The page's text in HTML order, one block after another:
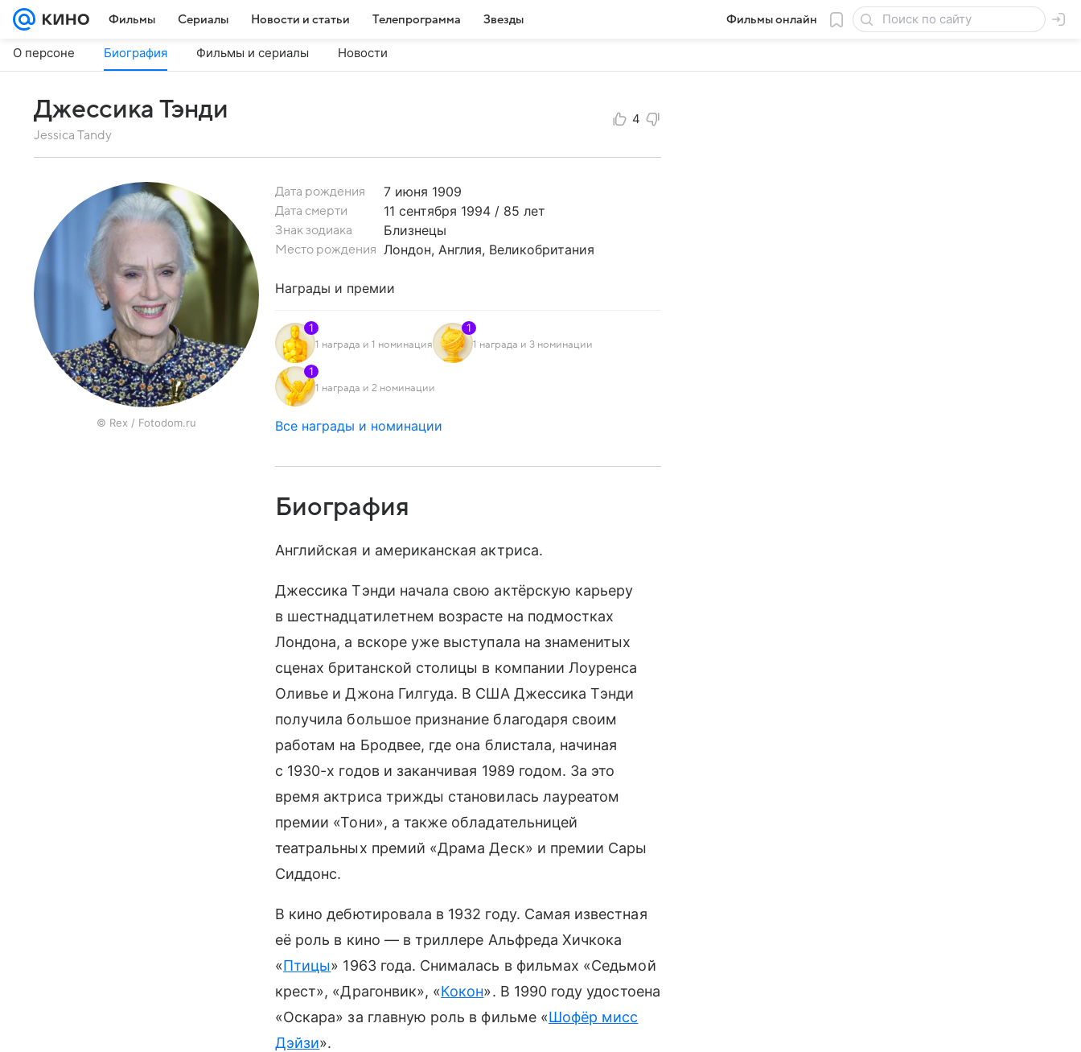
Фильмы Сериалы Новости и статьи Телепрограмма Звезды Фильмы онлайн
О персоне Биография Фильмы и сериалы Новости
Джессика Тэнди
Jessica Tandy
4
© Rex / Fotodom.ru
Дата рождения 7 июня 1909
Дата смерти 11 сентября 1994 / 85 лет
Знак зодиака Близнецы
Место рождения Лондон, Англия, Великобритания
Награды и премии
1
1 награда и 1 номинация
1
1 награда и 3 номинации
1
1 награда и 2 номинации
Все награды и номинации
Биография
Английская и американская актриса.
Джессика Тэнди начала свою актёрскую карьеру
в шестнадцатилетнем возрасте на подмостках
Лондона, а вскоре уже выступала на знаменитых
сценах британской столицы в компании Лоуренса
Оливье и Джона Гилгуда. В США Джессика Тэнди
получила большое признание благодаря своим
работам на Бродвее, где она блистала, начиная
с 1930-х годов и заканчивая 1989 годом. За это
время актриса трижды становилась лауреатом
премии «Тони», а также обладательницей
театральных премий «Драма Деск» и премии Сары
Сиддонс.
В кино дебютировала в 1932 году. Самая известная
её роль в кино — в триллере Альфреда Хичкока
«Птицы» 1963 года. Снималась в фильмах «Седьмой
крест», «Драгонвик», «Кокон». В 1990 году удостоена
«Оскара» за главную роль в фильме «Шофёр мисс
Дэйзи».